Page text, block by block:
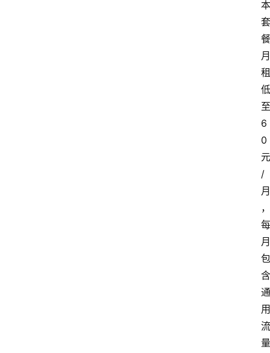
本
套
餐
月
租
低
至
6
0
元
/
月
，
每
月
包
含
通
用
流
量